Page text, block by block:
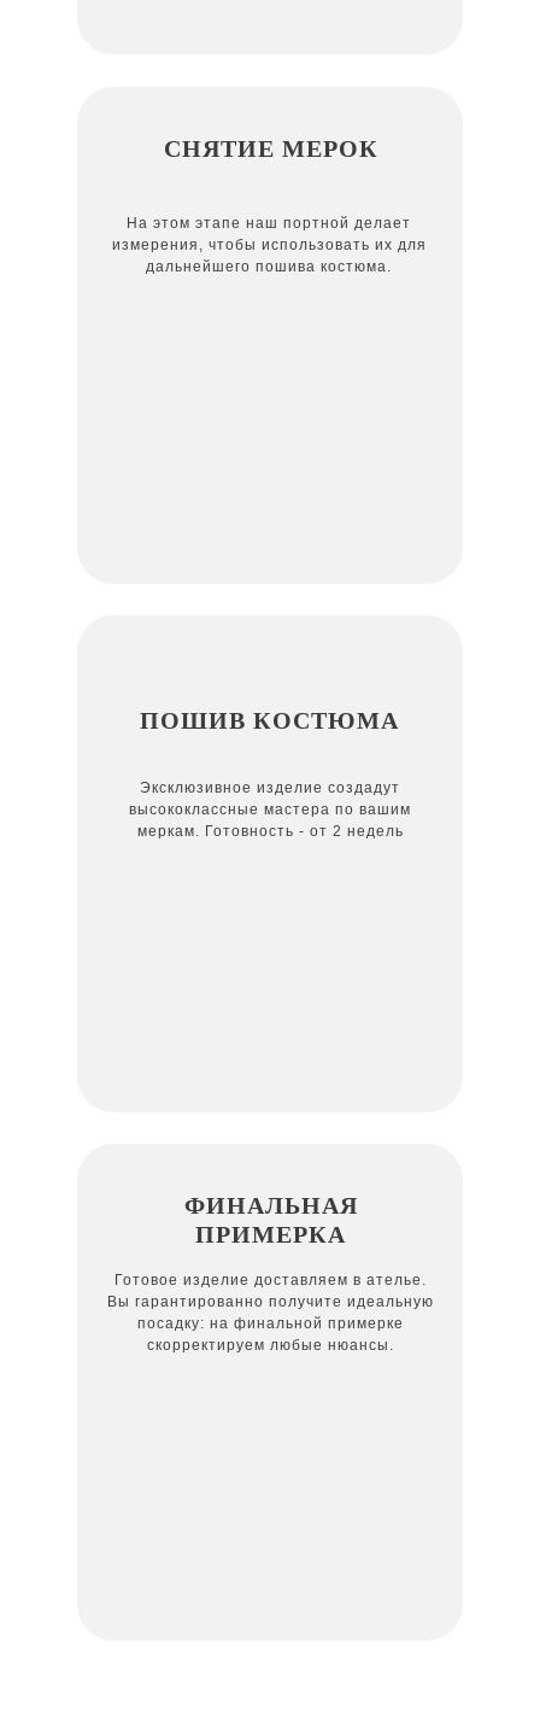
Готовое изделие доставляем в ателье.
Вы гарантированно получите идеальную
посадку: на финальной примерке
скорректируем любые нюансы.
ФИНАЛЬНАЯ
ПРИМЕРКА
Эксклюзивное изделие создадут
высококлассные мастера по вашим
меркам. Готовность - от 2 недель
ПОШИВ КОСТЮМА
На этом этапе наш портной делает
измерения, чтобы использовать их для
дальнейшего пошива костюма.
СНЯТИЕ МЕРОК